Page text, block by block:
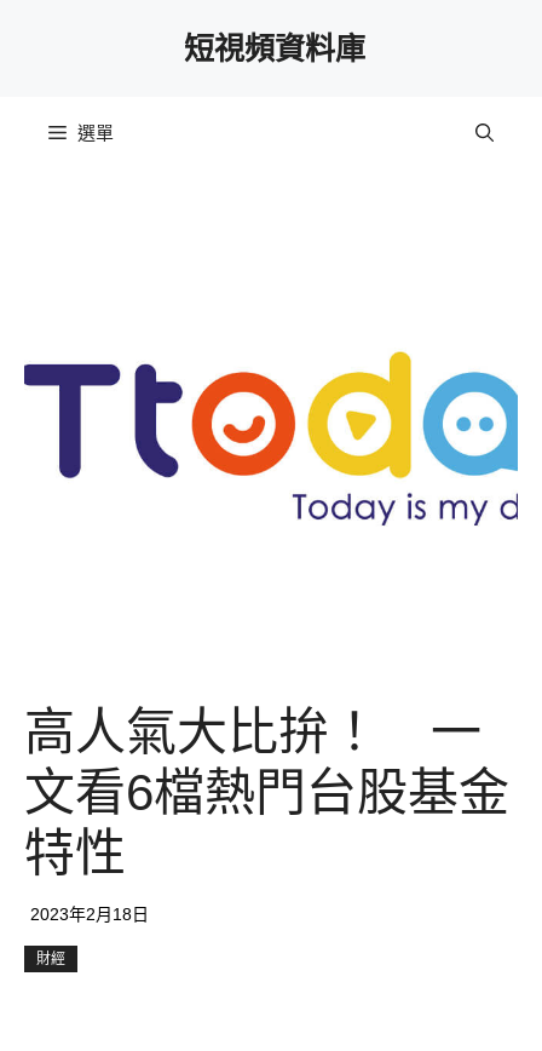
短視頻資料庫
選單
高人氣大比拚！ 一
文看6檔熱門台股基金
特性
2023年2月18日
財經